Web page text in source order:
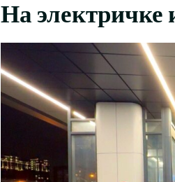
На электричке